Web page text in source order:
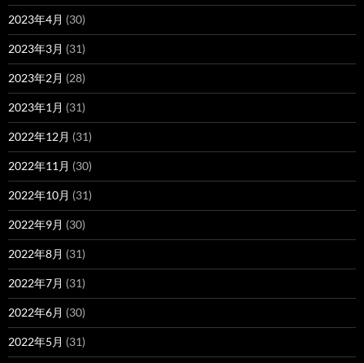
2023年4月 (30)
2023年3月 (31)
2023年2月 (28)
2023年1月 (31)
2022年12月 (31)
2022年11月 (30)
2022年10月 (31)
2022年9月 (30)
2022年8月 (31)
2022年7月 (31)
2022年6月 (30)
2022年5月 (31)